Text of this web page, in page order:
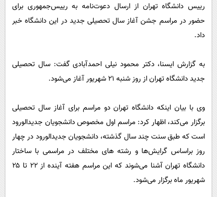
حوادث
محیط زیست
سفر و تفریح
بین الملل
سیاست خارجی
فرهنگ و هنر
علمی
قرآن
گوناگون
باشگاه مغز
مجله تصویری سلاح
اقتصاد
ورزش
سرگرمی
عصر ایران 2
خواندنی ها و دیدنی ها
آموزش زبان
رییس دانشگاه تهران از ارسال دعوت‌نامه به رییس‌جمهوری برای
حضور در مراسم جشن آغاز سال تحصیلی جدید در این دانشگاه خبر
داد.
به گزارش ایسنا، دکتر محمود نیلی احمدآبادی گفت:‌ سال تحصیلی
جدید دانشگاه تهران از روز شنبه ۲۱ شهریور آغاز می‌شود.
وی با بیان اینکه دانشگاه تهران دو مراسم برای آغاز سال تحصیلی
برگزار می‌کند، اظهار کرد: مراسم اول مخصوص دانشجویان جدیدالورود
است که طبق سنت چند سال گذشته، دانشجویان جدیدالورود در چهار
روز براساس گرایش‌ها و رشته های مختلف در مراسمی با ساختار
دانشگاه تهران آشنا می‌شوند که این مراسم هفته آینده از ۲۲ تا ۲۵
شهریور ماه برگزار می‌شود.